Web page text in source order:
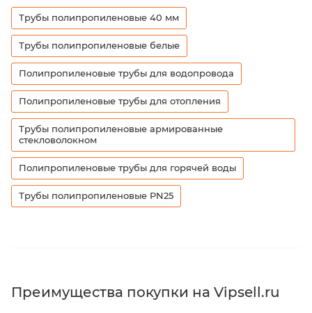
Трубы полипропиленовые 40 мм
Трубы полипропиленовые белые
Полипропиленовые трубы для водопровода
Полипропиленовые трубы для отопления
Трубы полипропиленовые армированные
стекловолокном
Полипропиленовые трубы для горячей воды
Трубы полипропиленовые PN25
Преимущества покупки на Vipsell.ru